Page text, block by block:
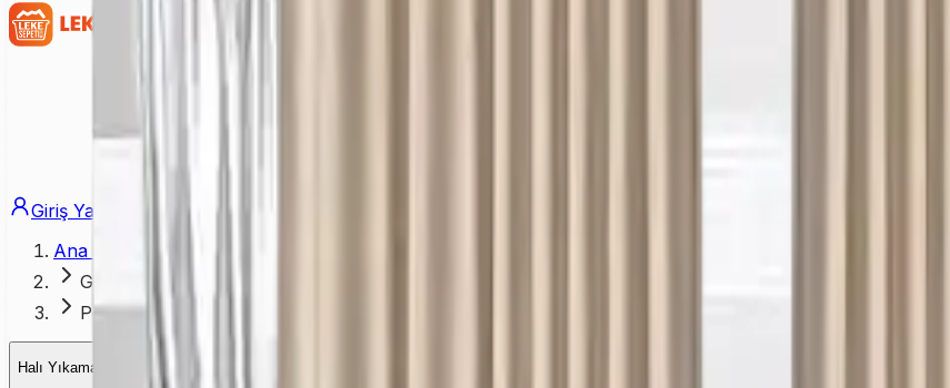
Giriş Yap
Ana Sayfa
GAZİANTEP
Perde Yıkama
Halı Yıkama